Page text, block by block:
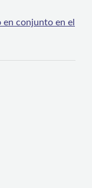
conjunto en el